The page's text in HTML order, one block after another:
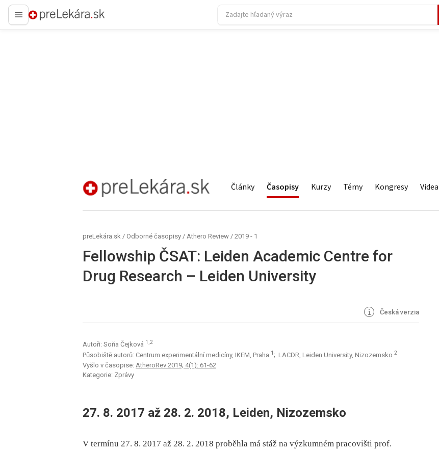
preLekára.sk
preLekára.sk Články Časopisy Kurzy Témy Kongresy Videa
preLekára.sk / Odborné časopisy / Athero Review / 2019 - 1
Fellowship ČSAT: Leiden Academic Centre for
Drug Research – Leiden University
Česká verzia
Autoři: Soňa Čejková 1,2
Působiště autorů: Centrum experimentální medicíny, IKEM, Praha 1 ; LACDR, Leiden University, Nizozemsko 2
Vyšlo v časopise: AtheroRev 2019; 4(1): 61-62
Kategorie: Zprávy
27. 8. 2017 až 28. 2. 2018, Leiden, Nizozemsko
V termínu 27. 8. 2017 až 28. 2. 2018 proběhla má stáž na výzkumném pracovišti prof.